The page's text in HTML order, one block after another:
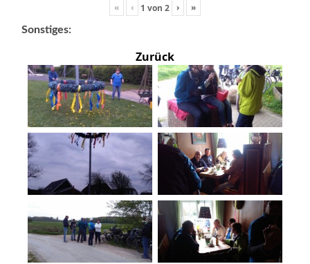
« ‹ 1 von 2 › »
Sonstiges:
Zurück